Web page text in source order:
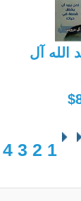
الله آل
1
2
3
4